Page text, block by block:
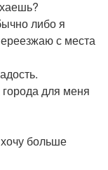
либо я
с места
для меня
больше